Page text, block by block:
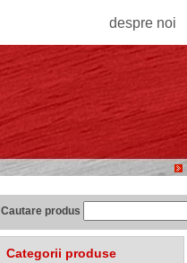
despre noi
Cautare produs
Categorii produse